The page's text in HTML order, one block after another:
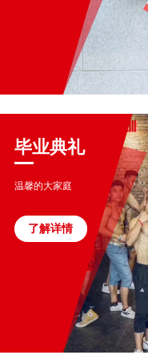
毕业典礼
温馨的大家庭
了解详情